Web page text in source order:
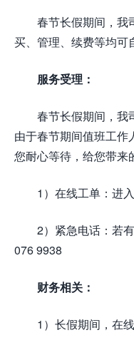
春节长假期间，我
买、管理、续费等均可
服务受理：
春节长假期间，我
由于春节期间值班工
您耐心等待，给您带来
1）在线工单：进
2）紧急电话：若
076 9938
财务相关：
1）长假期间，在